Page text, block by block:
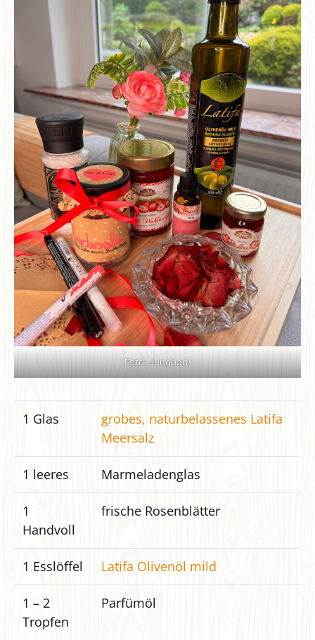
Foto: Jungborn
1 Glas
grobes, naturbelassenes Latifa
Meersalz
1 leeres Marmeladenglas
1
Handvoll
frische Rosenblätter
1 Esslöffel Latifa Olivenöl mild
1 – 2
Tropfen
Parfümöl